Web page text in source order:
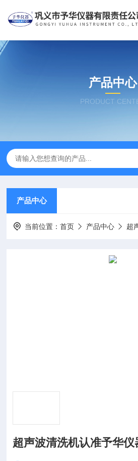
产品中心
PRODUCT
产品中心
当前位置：首页 产品中心 超
超声波清洗机认准予华仪